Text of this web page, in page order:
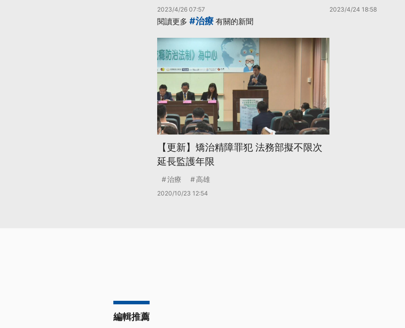
2023/4/26 07:57 2023/4/24 18:58
閱讀更多 #治療 有關的新聞
【更新】矯治精障罪犯 法務部擬不限次
延長監護年限
治療 高雄
2020/10/23 12:54
編輯推薦